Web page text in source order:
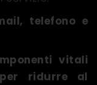
telefono e
vitali
ridurre al